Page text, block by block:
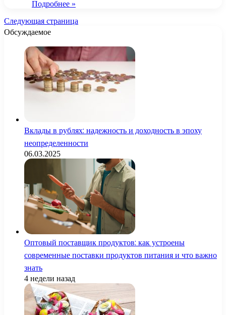
Подробнее »
Следующая страница
Обсуждаемое
Вклады в рублях: надежность и доходность в эпоху
неопределенности
06.03.2025
Оптовый поставщик продуктов: как устроены
современные поставки продуктов питания и что важно
знать
4 недели назад